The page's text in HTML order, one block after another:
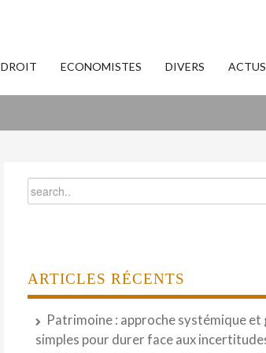
DROIT ECONOMISTES DIVERS
ARTICLES RÉCENTS
Patrimoine : approche systémique et
simples pour durer face aux